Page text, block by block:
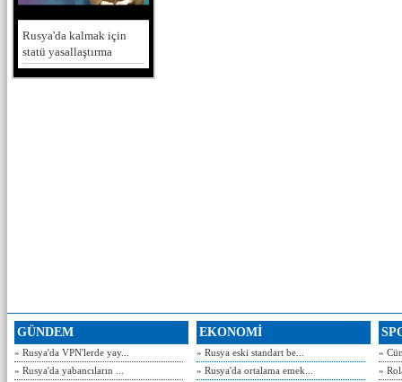
Rusya'da kalmak için
statü yasallaştırma
GÜNDEM
» Rusya'da VPN'lerde yay...
» Rusya'da yabancıların ...
EKONOMİ
» Rusya eski standart be...
» Rusya'da ortalama emek...
»
»